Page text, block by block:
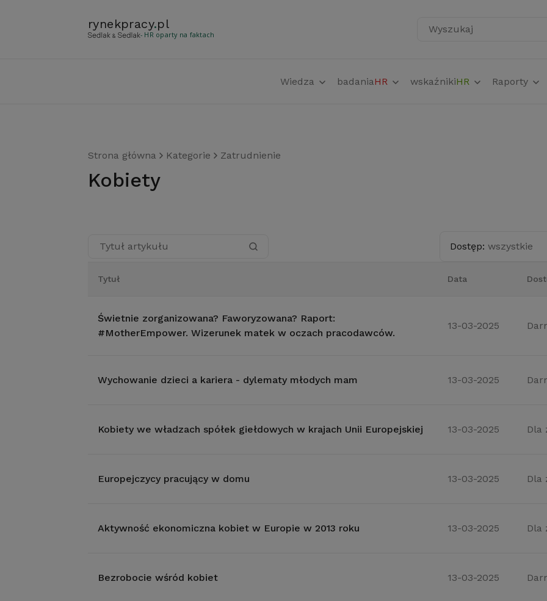
rynekpracy.pl
- HR oparty na faktach Wyszukaj
Wiedza badaniaHR wskaźnikiHR Raporty
Strona główna Kategorie Zatrudnienie
kobiety
Dostęp: wszystkie
Tytuł Data
Świetnie zorganizowana? Faworyzowana? Raport:
#MotherEmpower. Wizerunek matek w oczach pracodawców.
13-03-2025
Wychowanie dzieci a kariera - dylematy młodych mam 13-03-2025
Kobiety we władzach spółek giełdowych w krajach Unii Europejskiej 13-03-2025 Dla
Europejczycy pracujący w domu 13-03-2025 Dla
Aktywność ekonomiczna kobiet w Europie w 2013 roku 13-03-2025 Dla
Bezrobocie wśród kobiet 13-03-2025